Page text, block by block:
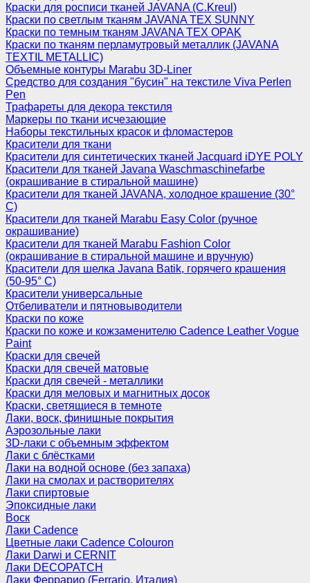
Краски для росписи тканей JAVANA (C.Kreul)
Краски по светлым тканям JAVANA TEX SUNNY
Краски по темным тканям JAVANA TEX OPAK
Краски по тканям перламутровый металлик (JAVANA
TEXTIL METALLIC)
Объемные контуры Marabu 3D-Liner
Средство для создания "бусин" на текстиле Viva Perlen
Pen
Трафареты для декора текстиля
Маркеры по ткани исчезающие
Наборы текстильных красок и фломастеров
Красители для ткани
Красители для синтетических тканей Jacquard iDYE POLY
Красители для тканей Javana Waschmaschinefarbe
(окрашивание в стиральной машине)
Красители для тканей JAVANA, холодное крашение (30°
С)
Красители для тканей Marabu Easy Color (ручное
окрашивание)
Красители для тканей Marabu Fashion Color
(окрашивание в стиральной машине и вручную)
Красители для шелка Javana Batik, горячего крашения
(50-95° С)
Красители универсальные
Отбеливатели и пятновыводители
Краски по коже
Краски по коже и кожзаменителю Cadence Leather Vogue
Paint
Краски для свечей
Краски для свечей матовые
Краски для свечей - металлики
Краски для меловых и магнитных досок
Краски, светящиеся в темноте
Лаки, воск, финишные покрытия
Аэрозольные лаки
3D-лаки с объемным эффектом
Лаки с блёстками
Лаки на водной основе (без запаха)
Лаки на смолах и растворителях
Лаки спиртовые
Эпоксидные лаки
Воск
Лаки Cadence
Цветные лаки Cadence Colouron
Лаки Darwi и CERNIT
Лаки DECOPATCH
Лаки Феррарио (Ferrario, Италия)